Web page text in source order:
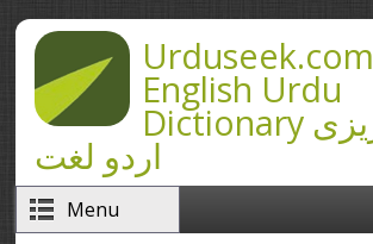
Skip to main contentUrduseek.com
English Urdu
Dictionary انگریزی
اردو لغت
Menu